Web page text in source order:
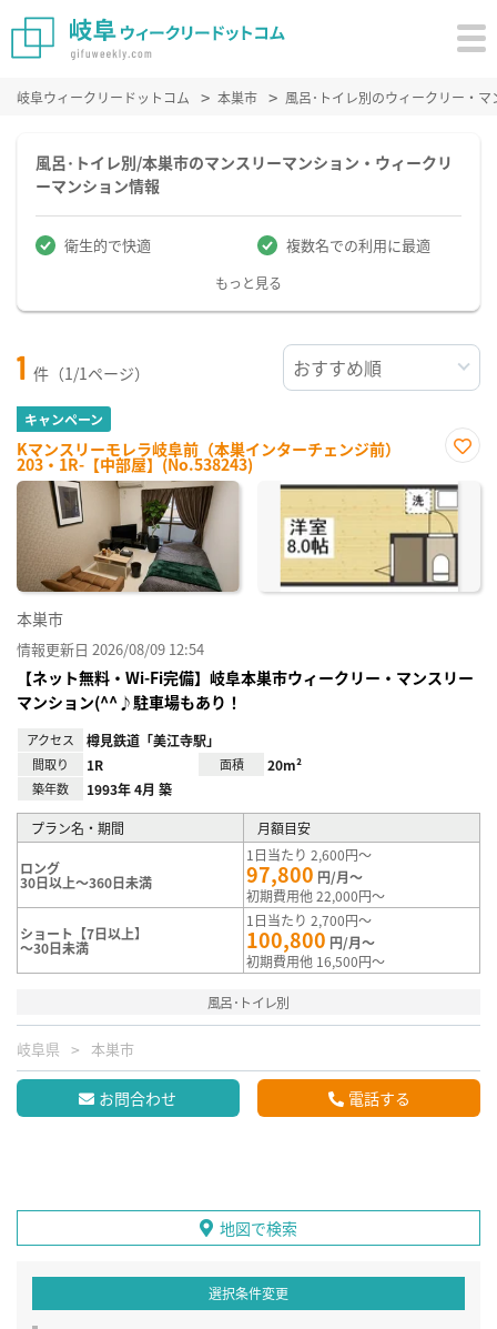
岐阜ウィークリードットコム 本巣市 風呂･トイレ別のウィークリー・
風呂･トイレ別/本巣市のマンスリーマンション・ウィークリ
ーマンション情報
衛生的で快適 複数名での利用に最適
もっと見る
1 件（1/1ページ）
キャンペーン
Kマンスリーモレラ岐阜前（本巣インターチェンジ前）
203・1R-【中部屋】(No.538243)
に入
り登
録
本巣市
情報更新日 2026/08/09 12:54
【ネット無料・Wi-Fi完備】岐阜本巣市ウィークリー・マンスリー
マンション(^^♪駐車場もあり！
アクセス 樽見鉄道「美江寺駅」
間取り 1R 面積 20m²
築年数 1993年 4月 築
プラン名・期間 月額目安
ロング
30日以上～360日未満
1日当たり 2,600円～
97,800 円/月～
初期費用他 22,000円～
ショート【7日以上】
～30日未満
1日当たり 2,700円～
100,800 円/月～
初期費用他 16,500円～
風呂･トイレ別
岐阜県 本巣市
お問合わせ 電話する
地図で検索
選択条件変更